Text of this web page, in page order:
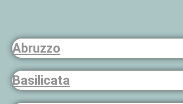
Abruzzo
Basilicata